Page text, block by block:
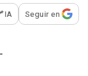
para
IA Seguir en